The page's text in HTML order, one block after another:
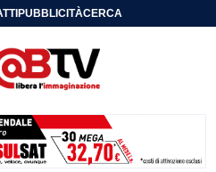
PUBBLICITÀCERCA